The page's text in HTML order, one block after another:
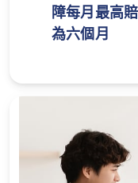
障每月最高
為六個月